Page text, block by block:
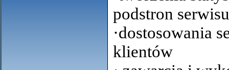
podstron
·dostosowania
klientów